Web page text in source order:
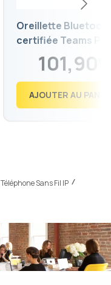
Téléphone Sans Fil IP
Oreillette
certifiée Teams
101,90
122,28
AJOUTER AU